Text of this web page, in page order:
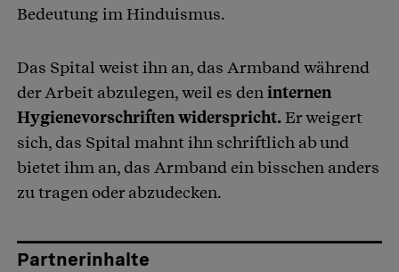
Bedeutung im Hinduismus.
Das Spital weist ihn an, das Armband während
der Arbeit abzulegen, weil es deninternen
Hygienevorschriften widerspricht.Er weigert
sich, das Spital mahnt ihn schriftlich ab und
bietet ihm an, das Armband ein bisschen anders
zu tragen oder abzudecken.
Partnerinhalte